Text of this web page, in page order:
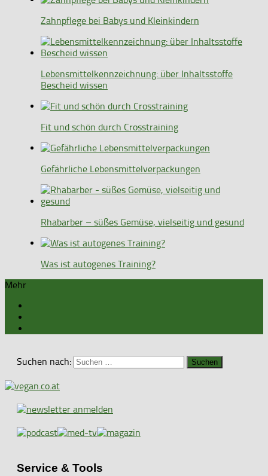
Zahnpflege bei Babys und Kleinkindern
Lebensmittelkennzeichnung: über Inhaltsstoffe
Bescheid wissen
Fit und schön durch Crosstraining
Gefährliche Lebensmittelverpackungen
Rhabarber – süßes Gemüse, vielseitig und gesund
Was ist autogenes Training?
Mehr
Suchen nach:
Service & Tools